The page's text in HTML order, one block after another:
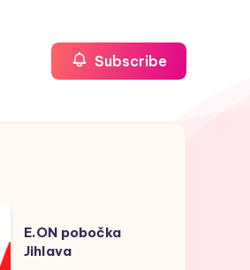
Subscribe
E.ON pobočka
Jihlava